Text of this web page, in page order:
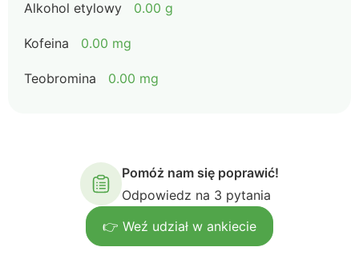
Alkohol etylowy 0.00 g
Kofeina 0.00 mg
Teobromina 0.00 mg
Pomóż nam się poprawić!
Odpowiedz na 3 pytania
👉 Weź udział w ankiecie